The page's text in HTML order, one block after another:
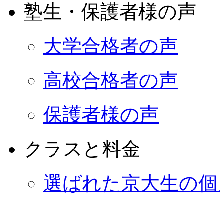
塾生・保護者様の声
大学合格者の声
高校合格者の声
保護者様の声
クラスと料金
選ばれた京大生の